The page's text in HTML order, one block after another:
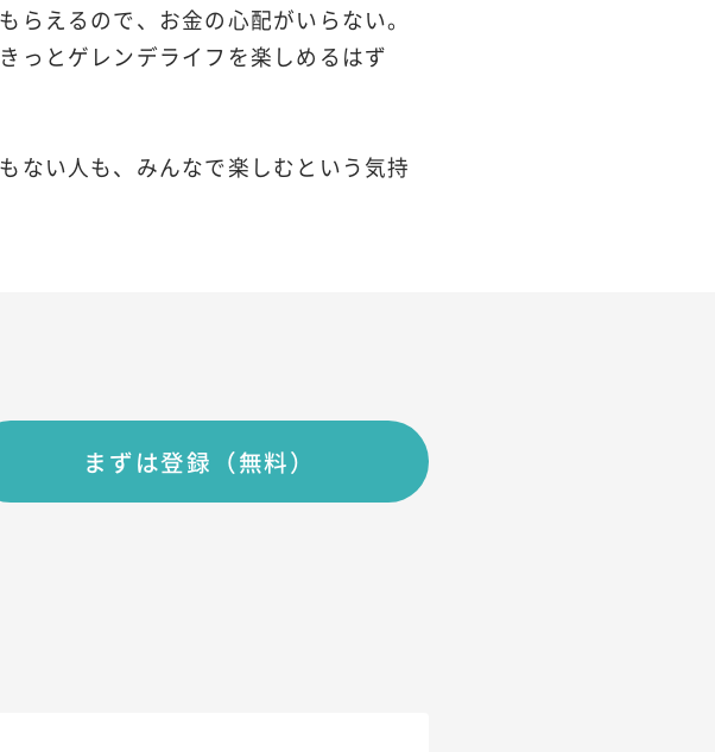
えるので、お金の心配がいらない。
っとゲレンデライフを楽しめるはず
ない人も、みんなで楽しむという気持
まずは登録（無料）